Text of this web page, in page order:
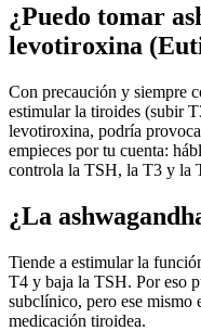
¿Puedo tomar
levotiroxina
Con precaución y siempre
estimular la tiroides (subir
levotiroxina, podría
empieces por tu cuenta:
controla la TSH, la T3 y la
¿La
Tiende a estimular la
T4 y baja la TSH. Por eso
subclínico, pero ese mismo
medicación tiroidea.